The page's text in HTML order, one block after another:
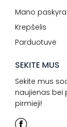
Mano paskyra
Krepšelis
Parduotuvė
SEKITE MUS
Sekite mus
naujienas bei
pirmieji!